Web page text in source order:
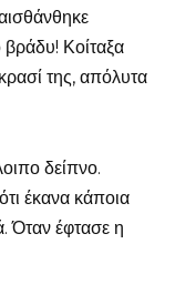
βράδυ! Κοίταξα
της, απόλυτα
δείπνο.
έκανα κάποια
Όταν έφτασε η